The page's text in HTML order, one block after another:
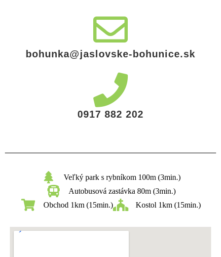
bohunka@jaslovske-bohunice.sk
0917 882 202
Veľký park s rybníkom 100m (3min.)
Autobusová zastávka 80m (3min.)
Obchod 1km (15min.)
Kostol 1km (15min.)